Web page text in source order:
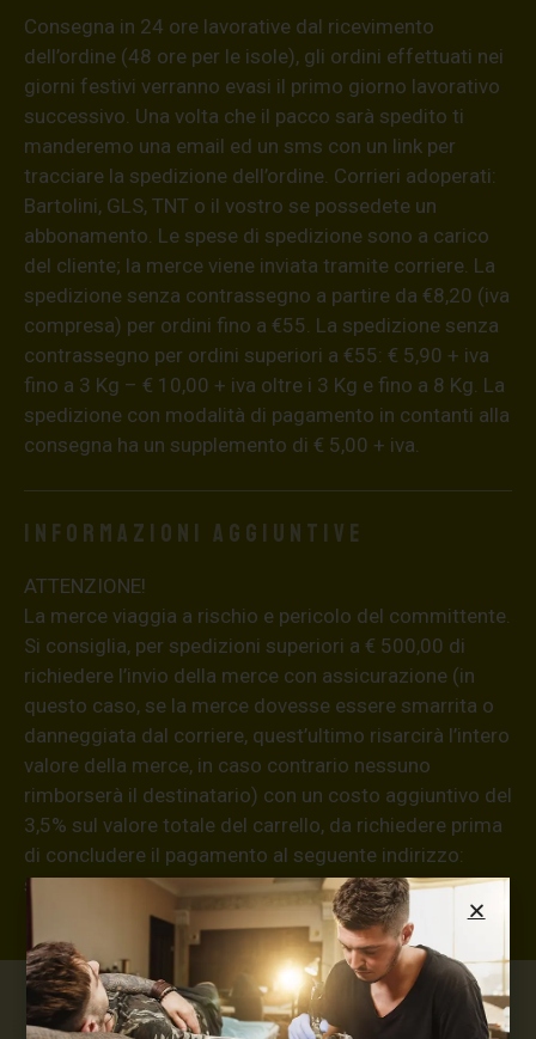
Consegna in 24 ore lavorative dal ricevimento
dell’ordine (48 ore per le isole), gli ordini effettuati nei
giorni festivi verranno evasi il primo giorno lavorativo
successivo. Una volta che il pacco sarà spedito ti
manderemo una email ed un sms con un link per
tracciare la spedizione dell’ordine. Corrieri adoperati:
Bartolini, GLS, TNT o il vostro se possedete un
abbonamento. Le spese di spedizione sono a carico
del cliente; la merce viene inviata tramite corriere. La
spedizione senza contrassegno a partire da €8,20 (iva
compresa) per ordini fino a €55. La spedizione senza
contrassegno per ordini superiori a €55: € 5,90 + iva
fino a 3 Kg – € 10,00 + iva oltre i 3 Kg e fino a 8 Kg. La
spedizione con modalità di pagamento in contanti alla
consegna ha un supplemento di € 5,00 + iva.
Informazioni aggiuntive
ATTENZIONE!
La merce viaggia a rischio e pericolo del committente.
Si consiglia, per spedizioni superiori a € 500,00 di
richiedere l’invio della merce con assicurazione (in
questo caso, se la merce dovesse essere smarrita o
danneggiata dal corriere, quest’ultimo risarcirà l’intero
valore della merce, in caso contrario nessuno
rimborserà il destinatario) con un costo aggiuntivo del
3,5% sul valore totale del carrello, da richiedere prima
di concludere il pagamento al seguente indirizzo:
shop@maxsignorello.it.